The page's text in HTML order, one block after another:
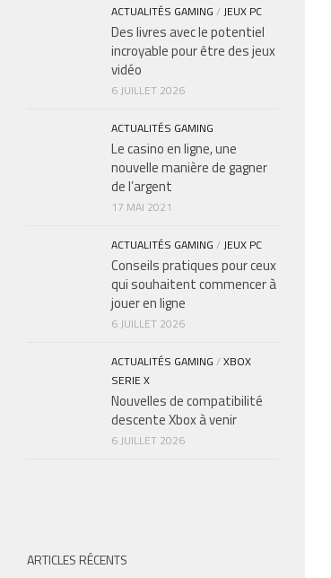
ACTUALITÉS GAMING /JEUX PC
Des livres avec le potentiel
incroyable pour être des jeux
vidéo
6 JUILLET 2026
ACTUALITÉS GAMING
Le casino en ligne, une
nouvelle manière de gagner
de l’argent
17 MAI 2021
ACTUALITÉS GAMING /JEUX PC
Conseils pratiques pour ceux
qui souhaitent commencer à
jouer en ligne
6 JUILLET 2026
ACTUALITÉS GAMING /XBOX
SERIE X
Nouvelles de compatibilité
descente Xbox à venir
6 JUILLET 2026
ARTICLES RÉCENTS